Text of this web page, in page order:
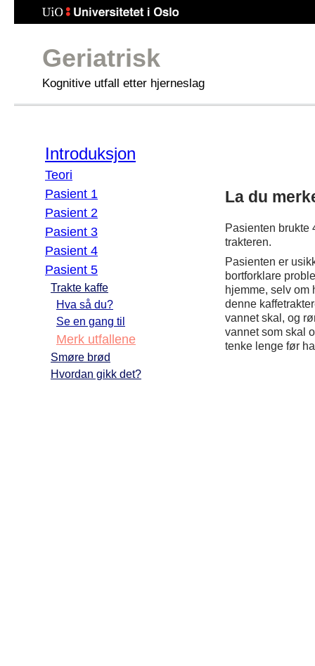
Geriatrisk
Kognitive utfall etter hjerneslag
Introduksjon
Teori
Pasient 1
Pasient 2
Pasient 3
Pasient 4
Pasient 5
Trakte kaffe
Hva så du?
Se en gang til
Merk utfallene
Smøre brød
Hvordan gikk det?
La du
Pasienten brukte
trakteren.
Pasienten er
bortforklare
hjemme, selv om
denne
vannet skal, og
vannet som skal
tenke lenge før